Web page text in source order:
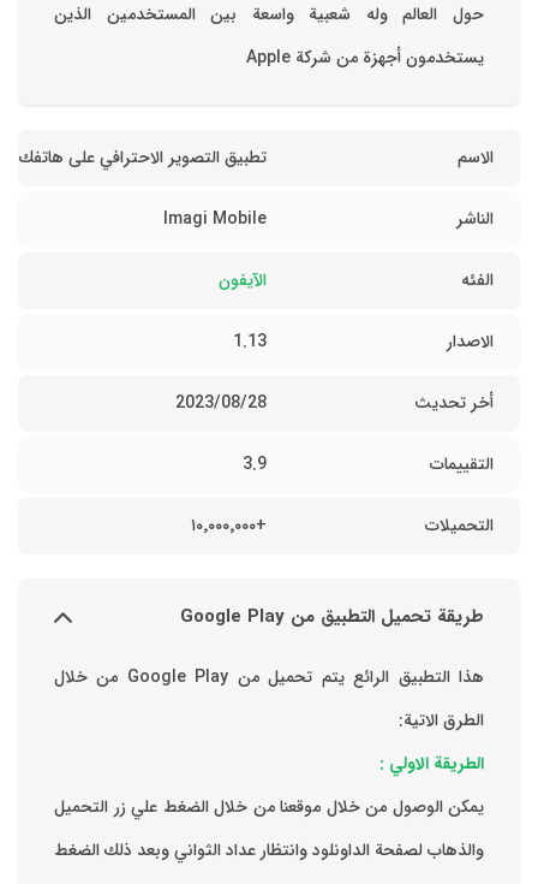
حول العالم وله شعبية واسعة بين المستخدمين الذين
يستخدمون أجهزة من شركة Apple
الاسم تطبيق التصوير الاحترافي على هاتفك
الناشر Imagi Mobile
الفئه الآيفون
الاصدار 1.13
أخر تحديث 28‏/08‏/2023
التقييمات 3.9
التحميلات +١٠٬٠٠٠٬٠٠٠
طريقة تحميل التطبيق من Google Play
هذا التطبيق الرائع يتم تحميل من Google Play من خلال
الطرق الاتية:
الطريقة الاولي :
يمكن الوصول من خلال موقعنا من خلال الضغط علي زر التحميل
والذهاب لصفحة الداونلود وانتظار عداد الثواني وبعد ذلك الضغط